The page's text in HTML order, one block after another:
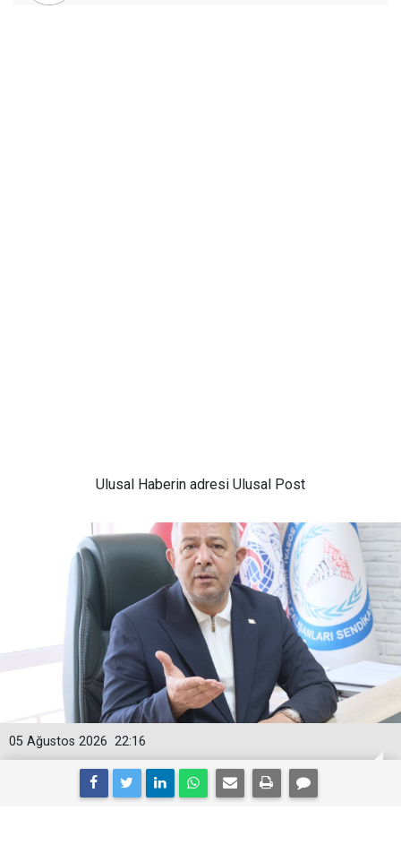
Ulusal Haberin adresi Ulusal Post
22:16
05 Ağustos 2026